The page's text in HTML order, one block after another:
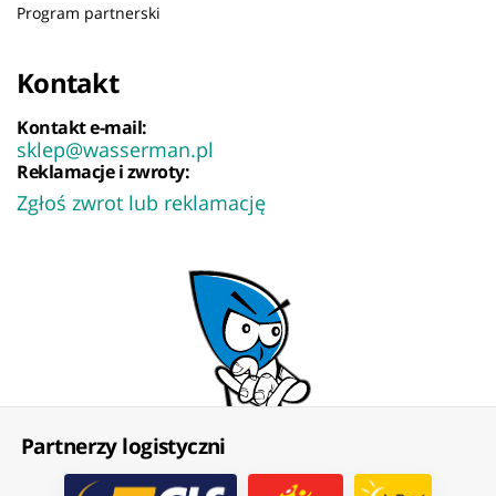
Program partnerski
Kontakt
Kontakt e-mail:
sklep@wasserman.pl
Reklamacje i zwroty:
Zgłoś zwrot lub reklamację
Partnerzy logistyczni